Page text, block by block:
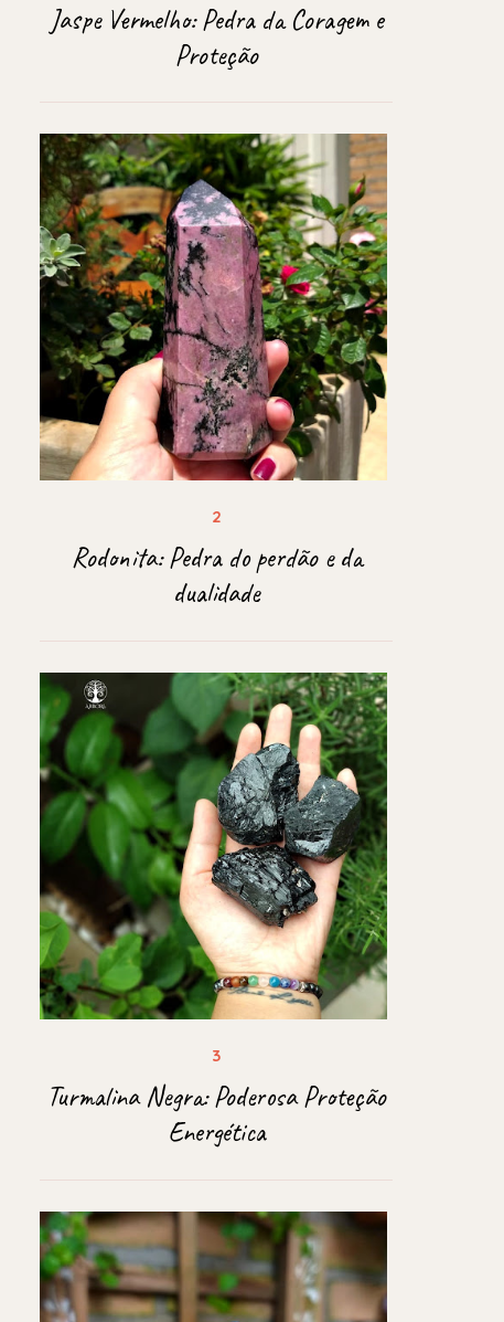
Jaspe Vermelho: Pedra da Coragem e
Proteção
Rodonita: Pedra do perdão e da
dualidade
Turmalina Negra: Poderosa Proteção
Energética